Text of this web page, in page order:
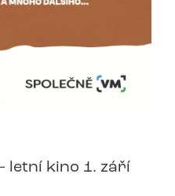
letní kino 1. září